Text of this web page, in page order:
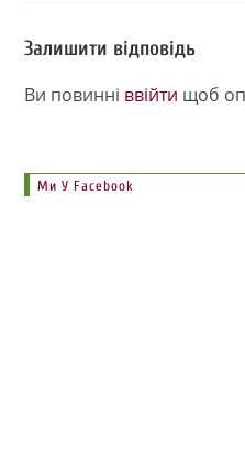
Залишити відповідь
Ви повинні ввійти щоб
Ми У Facebook